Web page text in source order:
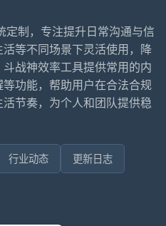
定制，专注提升日常沟通与信
等不同场景下灵活使用，降
战神效率工具提供常用的内
功能，帮助用户在合法合规
节奏，为个人和团队提供稳
行业动态 更新日志